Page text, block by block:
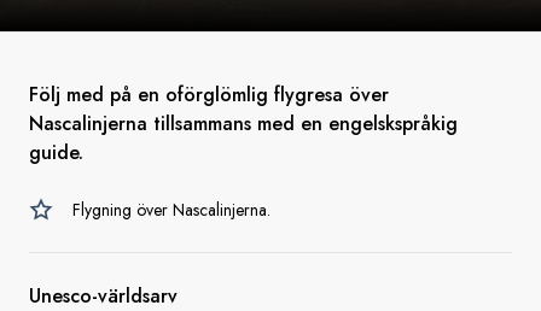
Följ med på en oförglömlig flygresa över
Nascalinjerna tillsammans med en engelskspråkig
guide.
Flygning över Nascalinjerna.
Unesco-världsarv